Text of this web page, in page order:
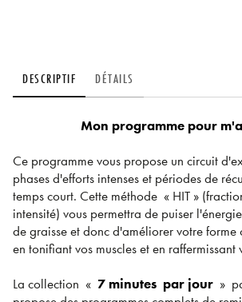
DESCRIPTIF DÉTAILS
Mon programme pour
Ce programme vous propose un circuit
phases d'efforts intenses et périodes de
temps court. Cette méthode « HIT »
intensité) vous permettra de puiser
de graisse et donc d'améliorer votre
en tonifiant vos muscles et en raffermissant
La collection « 7 minutes par jour »